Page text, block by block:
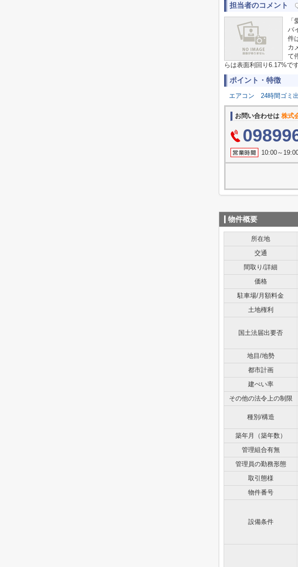
担当者のコメント
バ
件
カ
て
らは表面利回り6.17%です
ポイント・特徴
エアコン 24時間ゴミ
お問い合わせは 株式
10:00～
物件概要
所在地
交通
間取り/詳細
価格
駐車場/月額料金
土地権利
国土法届出要否
地目/地勢
都市計画
建ぺい率
その他の法令上の制限
種別/構造
築年月（築年数）
管理組合有無
管理員の勤務形態
取引態様
物件番号
設備条件